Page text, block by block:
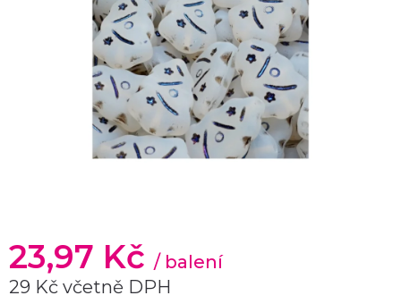
23,97 Kč / balení
29 Kč včetně DPH